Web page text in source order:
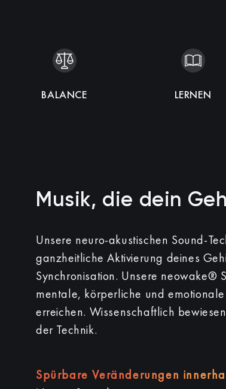
SCHLAF
BALANCE
KOHÄRENZ ENTSPANNUNG
IMMUNITÄT
LERNEN
Musik, die dein
Unsere neuro-akustischen Sound-
ganzheitliche Aktivierung deines
Synchronisation. Unsere neowake®
mentale, körperliche und
erreichen. Wissenschaftlich
der Technik.
Spürbare Veränderungen